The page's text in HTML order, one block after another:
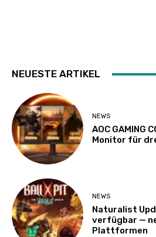
NEUESTE ARTIKEL
NEWS
AOC GAMING
Monitor für
NEWS
Naturalist
verfügbar —
Plattformen